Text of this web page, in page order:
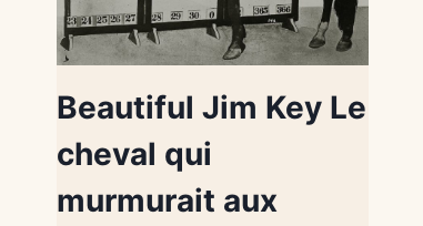
Beautiful Jim Key Le
cheval qui
murmurait aux